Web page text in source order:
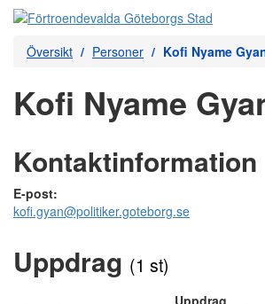
Översikt Personer Kofi Nyame
Kofi Nyame
Kontaktinformation
E-post:
kofi.gyan@politiker.goteborg.se
Uppdrag (1 st)
Uppdrag